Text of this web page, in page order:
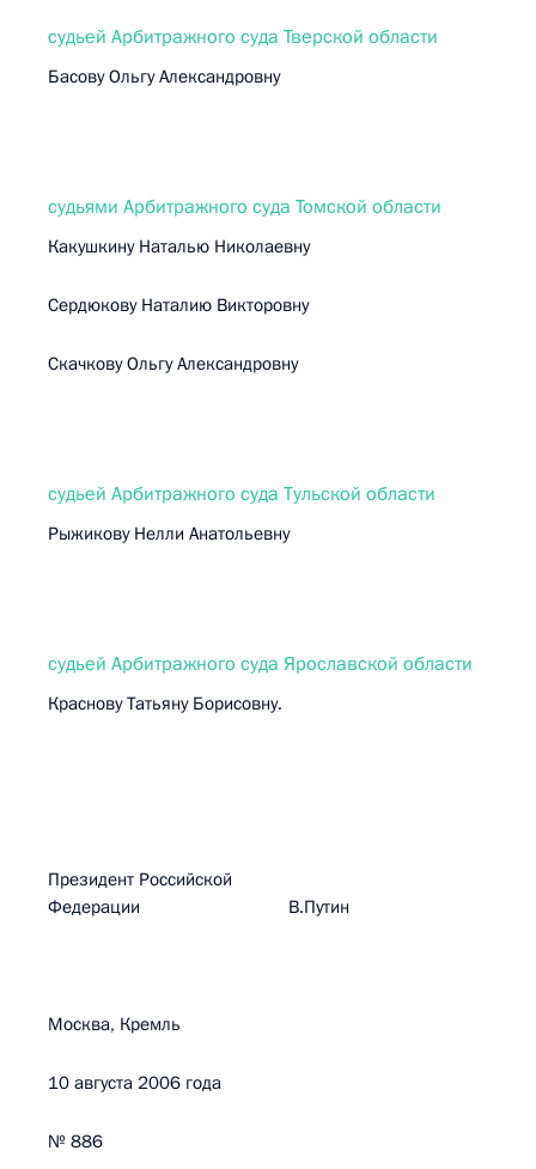
судьей Арбитражного суда Тверской области
Басову Ольгу Александровну
судьями Арбитражного суда Томской области
Какушкину Наталью Николаевну
Сердюкову Наталию Викторовну
Скачкову Ольгу Александровну
судьей Арбитражного суда Тульской области
Рыжикову Нелли Анатольевну
судьей Арбитражного суда Ярославской области
Краснову Татьяну Борисовну.
Президент Российской
Федерации В.Путин
Москва, Кремль
10 августа 2006 года
№ 886